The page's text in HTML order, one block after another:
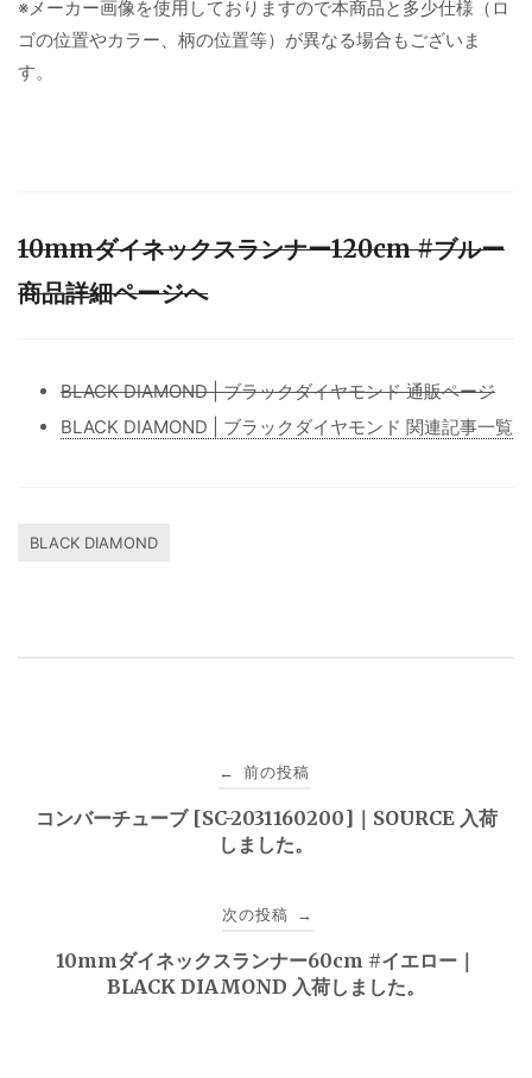
※メーカー画像を使用しておりますので本商品と多少仕様（ロ
ゴの位置やカラー、柄の位置等）が異なる場合もございま
す。
10mmダイネックスランナー120cm #ブルー
商品詳細ページへ
BLACK DIAMOND | ブラックダイヤモンド 通販ページ
BLACK DIAMOND | ブラックダイヤモンド 関連記事一覧
BLACK DIAMOND
稿
← 前の投稿
コンバーチューブ [SC-2031160200]｜SOURCE 入荷
しました。
次の投稿 →
10mmダイネックスランナー60cm #イエロー｜
BLACK DIAMOND 入荷しました。